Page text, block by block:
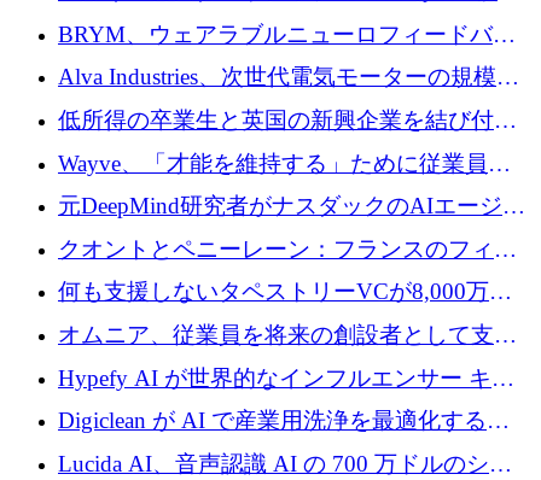
の可視化のために 50 万ユーロを調達
BRYM、ウェアラブルニューロフィードバッ
クプラットフォームの開発に65万ユーロを確
Alva Industries、次世代電気モーターの規模拡
大に 1,600 万ユーロを調達
低所得の卒業生と英国の新興企業を結び付け
るためにCommon Pathを開始
Wayve、「才能を維持する」ために従業員に
8,500万ドルの株式公開買い付けを実施
元DeepMind研究者がナスダックのAIエージェ
ントを拡張するためにCreandumの資金調達で
記録を獲得
クオントとペニーレーン：フランスのフィン
テックの友人と敵
何も支援しないタペストリーVCが8,000万ド
ルの資金を調達、ロンドン事務所を開設
オムニア、従業員を将来の創設者として支援
するために Firedrop でファンドを立ち上げる
Hypefy AI が世界的なインフルエンサー キャ
ンペーンを自動化するためにシリーズ A で
720 万ドルを調達
Digiclean が AI で産業用洗浄を最適化するた
めに 250 万ユーロを調達
Lucida AI、音声認識 AI の 700 万ドルのシー